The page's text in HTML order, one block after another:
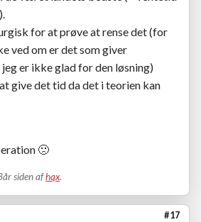
for at prøve at rense det (for
ved om er det som giver
er ikke glad for den løsning)
give det tid da det i teorien kan
🙁
siden afhqx.
#17